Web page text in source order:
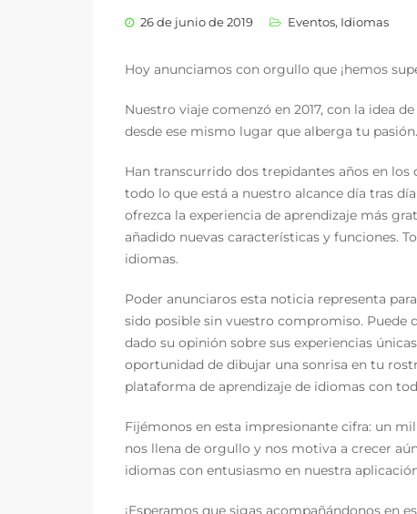
26 de junio de 2019 Eventos, Idiomas
Hoy anunciamos con orgullo que ¡hemos
Nuestro viaje comenzó en 2017, con la idea
desde ese mismo lugar que alberga tu pasión.
Han transcurrido dos trepidantes años en
todo lo que está a nuestro alcance día tras
ofrezca la experiencia de aprendizaje más
añadido nuevas características y funciones.
idiomas.
Poder anunciaros esta noticia representa
sido posible sin vuestro compromiso. Puede
dado su opinión sobre sus experiencias
oportunidad de dibujar una sonrisa en tu
plataforma de aprendizaje de idiomas con
Fijémonos en esta impresionante cifra: un
nos llena de orgullo y nos motiva a crecer
idiomas con entusiasmo en nuestra
¡Esperamos que sigas acompañándonos en